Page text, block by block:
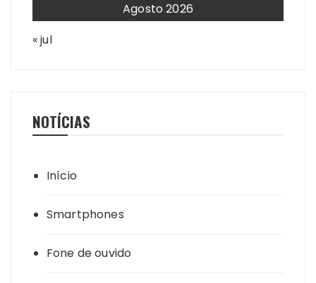
Agosto 2026
« jul
NOTÍCIAS
Início
Smartphones
Fone de ouvido